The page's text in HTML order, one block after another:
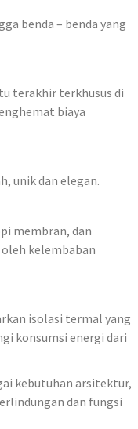
benda – benda yang
terakhir terkhusus di
biaya
unik dan elegan.
membran, dan
kelembaban
isolasi termal yang
konsumsi energi dari
kebutuhan arsitektur,
dan fungsi